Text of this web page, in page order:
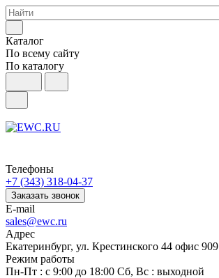
Каталог
По всему сайту
По каталогу
Телефоны
+7 (343) 318-04-37
Заказать звонок
E-mail
sales@ewc.ru
Адрес
Екатеринбург, ул. Крестинского 44 офис 909
Режим работы
Пн-Пт : с 9:00 до 18:00 Сб, Вс : выходной